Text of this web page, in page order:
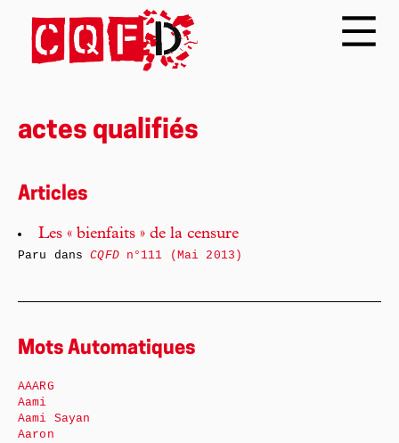
actes qualifiés
Articles
Les « bienfaits » de la censure
Paru dansCQFDn°111 (Mai 2013)
Mots Automatiques
AAARG
Aami
Aami Sayan
Aaron